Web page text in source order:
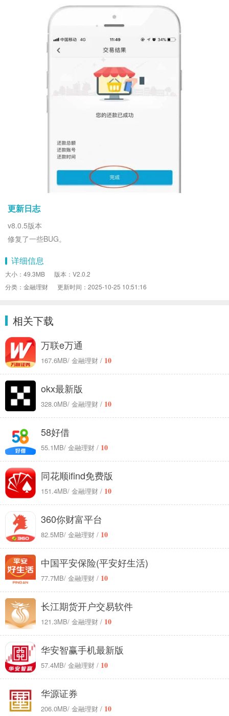
更新日志
v8.0.5版本
修复了一些BUG。
详细信息
大小：49.3MB
版本：V2.0.2
分类：金融理财
更新时间：2025-10-25 10:51:16
相关下载
万联e万通
167.6MB/ 金融理财 / 10
okx最新版
328.0MB/ 金融理财 / 10
58好借
55.1MB/ 金融理财 / 10
同花顺ifind免费版
151.4MB/ 金融理财 / 10
360你财富平台
82.5MB/ 金融理财 / 10
中国平安保险(平安好生活)
77.7MB/ 金融理财 / 10
长江期货开户交易软件
121.3MB/ 金融理财 / 10
华安智赢手机最新版
57.4MB/ 金融理财 / 10
华源证券
206.0MB/ 金融理财 / 10